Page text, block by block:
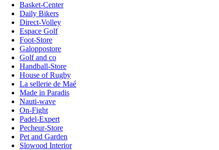
Basket-Center
Daily Bikers
Direct-Volley
Espace Golf
Foot-Store
Galoppostore
Golf and co
Handball-Store
House of Rugby
La sellerie de Maé
Made in Paradis
Nauti-wave
On-Fight
Padel-Expert
Pecheur-Store
Pet and Garden
Slowood Interior